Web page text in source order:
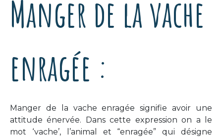
Manger de la vache
enragée :
Manger de la vache enragée signifie avoir une
attitude énervée. Dans cette expression on a le
mot ‘vache’, l’animal et “enragée” qui désigne